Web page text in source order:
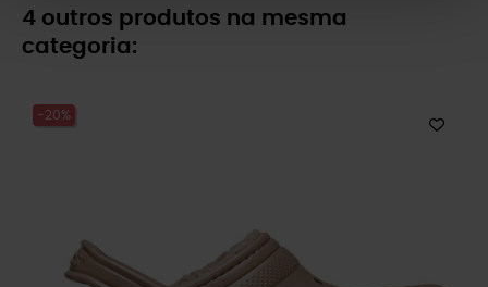
4 outros produtos na mesma
categoria:
-20%